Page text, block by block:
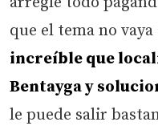
que el tema no
increíble que
Bentayga y
le puede salir